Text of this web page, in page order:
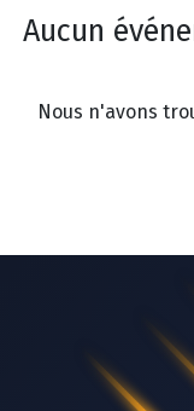
Aucun
Nous n'avons